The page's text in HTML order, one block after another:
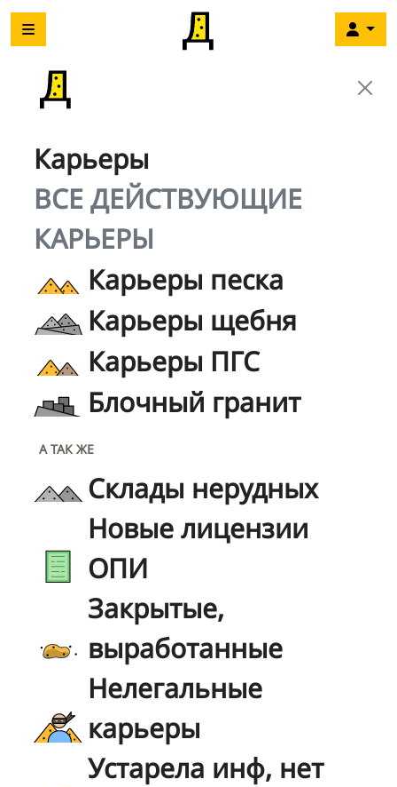
Карьеры
ВСЕ ДЕЙСТВУЮЩИЕ
КАРЬЕРЫ
Карьеры песка
Карьеры щебня
Карьеры ПГС
Блочный гранит
А ТАК ЖЕ
Склады нерудных
Новые лицензии
ОПИ
Закрытые,
выработанные
Нелегальные
карьеры
Устарела инф, нет